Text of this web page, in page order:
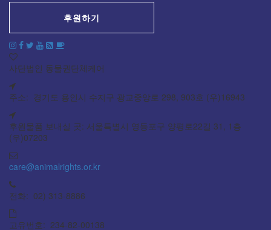
후원하기
사단법인 동물권단체케어
주소: 경기도 용인시 수지구 광교중앙로 298, 903호 (우)16943
후원물품 보내실 곳: 서울특별시 영등포구 양평로22길 31, 1층
(우)07203
care@animalrights.or.kr
전화: 02) 313-8886
고유번호: 234-82-00138